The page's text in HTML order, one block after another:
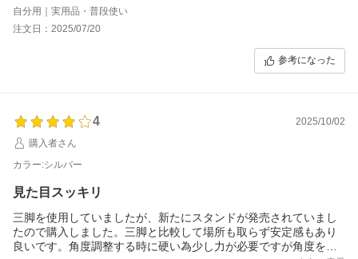
自分用｜実用品・普段使い
注文日：2025/07/20
参考になった
4
2025/10/02
購入者さん
カラー:シルバー
見た目スッキリ
三脚を使用していましたが、新たにスタンドが発売されていまし
たので購入しました。三脚と比較して場所も取らず安定感もあり
良いです。角度調整する時に硬い為少し力が必要ですが角度を合